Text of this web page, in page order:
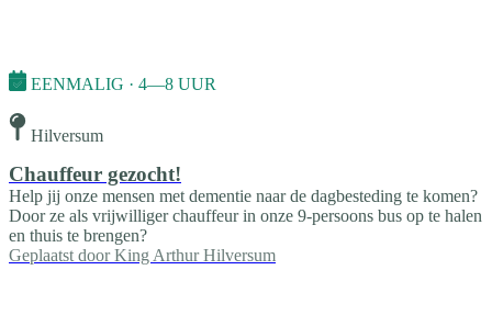
EENMALIG · 4—8 UUR
Hilversum
Chauffeur gezocht!
Help jij onze mensen met dementie naar de dagbesteding te komen?
Door ze als vrijwilliger chauffeur in onze 9-persoons bus op te halen
en thuis te brengen?
Geplaatst door King Arthur Hilversum